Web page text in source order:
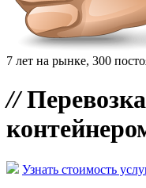
7 лет на рынке, 300
//
Узнать стоимость